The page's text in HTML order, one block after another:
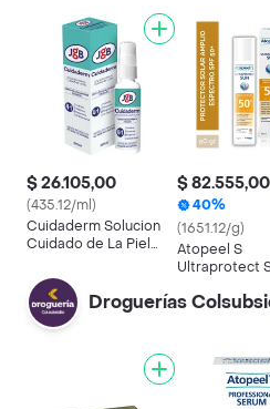
$ 26.105,00
(435.12/ml)
Cuidaderm Solucion
Cuidado de La Piel
$ 82.555,00
40%
(1651.12/g)
Atopeel S
Ultraprotect
Droguerías